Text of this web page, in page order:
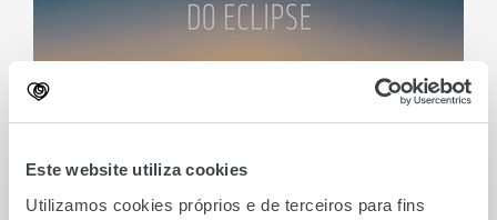
Este website utiliza cookies
Utilizamos cookies próprios e de terceiros para fins